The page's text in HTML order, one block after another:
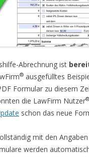
Abrechnung ist
® ausgefülltes
Formular zu diesem
die LawFirm Nutzer®
schon das neue
mit den
werden